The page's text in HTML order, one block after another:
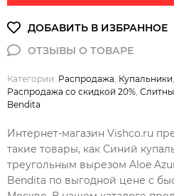
Категории: Распродажа Купальники
Распродажа со скидкой 20%
Bendita
Интернет-магазин Vishco.ru
такие товары, как Синий
треугольным вырезом Aloe
Bendita по выгодной цене с